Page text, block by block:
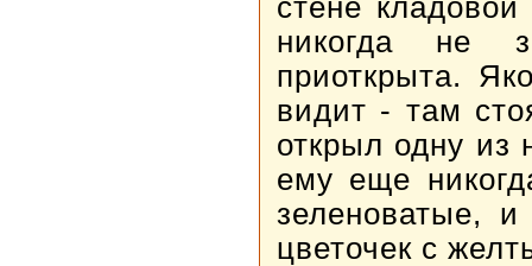
стене
никогда не
приоткрыта.
видит - там
открыл одну из
ему еще
зеленоватые,
цветочек с